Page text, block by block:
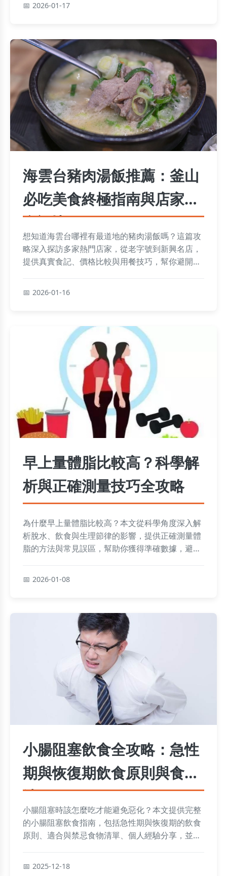
2026-01-17
海雲台豬肉湯飯推薦：釜山
必吃美食終極指南與店家真
實評比
想知道海雲台哪裡有最道地的豬肉湯飯嗎？這篇攻
略深入探訪多家熱門店家，從老字號到新興名店，
提供真實食記、價格比較與用餐技巧，幫你避開地
2026-01-16
早上量體脂比較高？科學解
析與正確測量技巧全攻略
為什麼早上量體脂比較高？本文從科學角度深入解
析脫水、飲食與生理節律的影響，提供正確測量體
脂的方法與常見誤區，幫助你獲得準確數據，避免
2026-01-08
小腸阻塞飲食全攻略：急性
期與恢復期飲食原則與食物
清單
小腸阻塞時該怎麼吃才能避免惡化？本文提供完整
的小腸阻塞飲食指南，包括急性期與恢復期的飲食
原則、適合與禁忌食物清單、個人經驗分享，並解
2025-12-18